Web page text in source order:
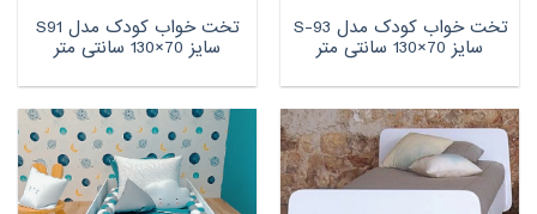
تخت خواب کودک مدل S-93
سایز 70×130 سانتی متر
تخت خواب کودک مدل S91
سایز 70×130 سانتی متر